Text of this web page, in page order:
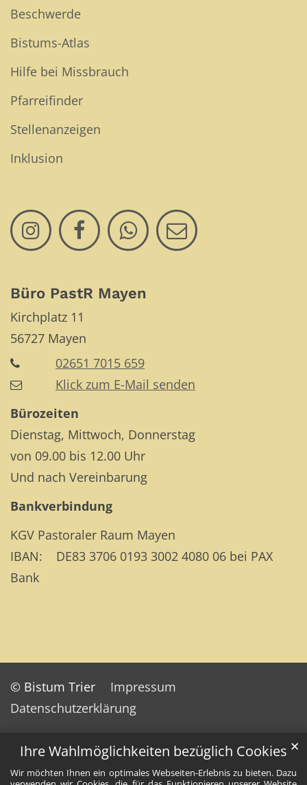
Ihre Wahlmöglichkeiten bezüglich Cookies
Wir möchten Ihnen ein optimales Webseiten-Erlebnis zu bieten. Dazu
✕
Beschwerde
Bistums-Atlas
Hilfe bei Missbrauch
Pfarreifinder
Stellenanzeigen
Inklusion
Büro PastR Mayen
Kirchplatz 11
56727 Mayen
02651 7015 659
Klick zum E-Mail senden
Bürozeiten
Dienstag, Mittwoch, Donnerstag
von 09.00 bis 12.00 Uhr
Und nach Vereinbarung
Bankverbindung
KGV Pastoraler Raum Mayen
IBAN: DE83 3706 0193 3002 4080 06 bei PAX
Bank
© Bistum Trier
Impressum
Datenschutzerklärung